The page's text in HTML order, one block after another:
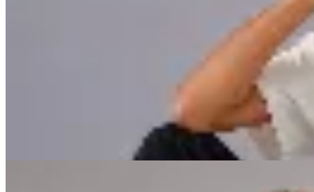
Remera Boxy Cool and Trendy